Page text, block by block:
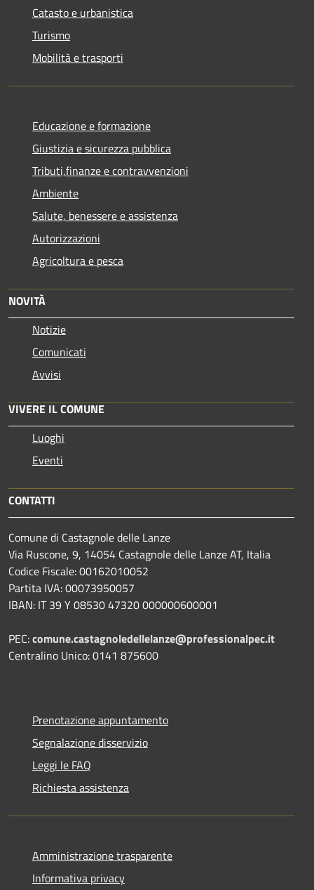
Catasto e urbanistica
Turismo
Mobilità e trasporti
Educazione e formazione
Giustizia e sicurezza pubblica
Tributi,finanze e contravvenzioni
Ambiente
Salute, benessere e assistenza
Autorizzazioni
Agricoltura e pesca
NOVITÀ
Notizie
Comunicati
Avvisi
VIVERE IL COMUNE
Luoghi
Eventi
CONTATTI
Comune di Castagnole delle Lanze
Via Ruscone, 9, 14054 Castagnole delle Lanze AT, Italia
Codice Fiscale: 00162010052
Partita IVA: 00073950057
IBAN: IT 39 Y 08530 47320 000000600001
PEC:comune.castagnoledellelanze@professionalpec.it
Centralino Unico: 0141 875600
Prenotazione appuntamento
Segnalazione disservizio
Leggi le FAQ
Richiesta assistenza
Amministrazione trasparente
Informativa privacy